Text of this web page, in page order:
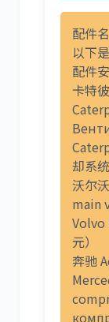
配件
以下
配件
卡特
却系统
沃尔
main
Volvo
元）
奔驰